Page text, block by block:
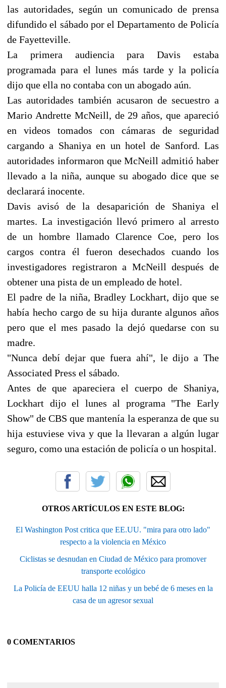
las autoridades, según un comunicado de prensa
difundido el sábado por el Departamento de Policía
de Fayetteville.
La primera audiencia para Davis estaba
programada para el lunes más tarde y la policía
dijo que ella no contaba con un abogado aún.
Las autoridades también acusaron de secuestro a
Mario Andrette McNeill, de 29 años, que apareció
en videos tomados con cámaras de seguridad
cargando a Shaniya en un hotel de Sanford. Las
autoridades informaron que McNeill admitió haber
llevado a la niña, aunque su abogado dice que se
declarará inocente.
Davis avisó de la desaparición de Shaniya el
martes. La investigación llevó primero al arresto
de un hombre llamado Clarence Coe, pero los
cargos contra él fueron desechados cuando los
investigadores registraron a McNeill después de
obtener una pista de un empleado de hotel.
El padre de la niña, Bradley Lockhart, dijo que se
había hecho cargo de su hija durante algunos años
pero que el mes pasado la dejó quedarse con su
madre.
"Nunca debí dejar que fuera ahí", le dijo a The
Associated Press el sábado.
Antes de que apareciera el cuerpo de Shaniya,
Lockhart dijo el lunes al programa "The Early
Show" de CBS que mantenía la esperanza de que su
hija estuviese viva y que la llevaran a algún lugar
seguro, como una estación de policía o un hospital.
OTROS ARTÍCULOS EN ESTE BLOG:
El Washington Post critica que EE.UU. "mira para otro lado"
respecto a la violencia en México
Ciclistas se desnudan en Ciudad de México para promover
transporte ecológico
La Policía de EEUU halla 12 niñas y un bebé de 6 meses en la
casa de un agresor sexual
0 COMENTARIOS